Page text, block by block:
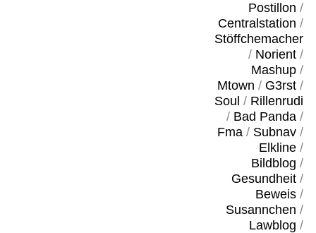
Postillon /
Centralstation /
Stöffchemacher
/ Norient/
Mashup/
Mtown / G3rst/
Soul / Rillenrudi
/ Bad Panda/
Fma/ Subnav/
Elkline/
Bildblog /
Gesundheit/
Beweis/
Susannchen /
Lawblog /